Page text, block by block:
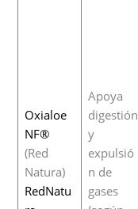
Oxialoe
NF®
(Red
Natura)
RedNatu
Apoya
digestión
y
expulsió
n de
gases